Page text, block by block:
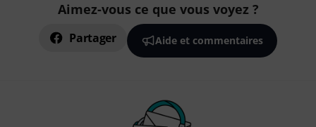
Aimez-vous ce que vous voyez ?
Partager Aide et commentaires